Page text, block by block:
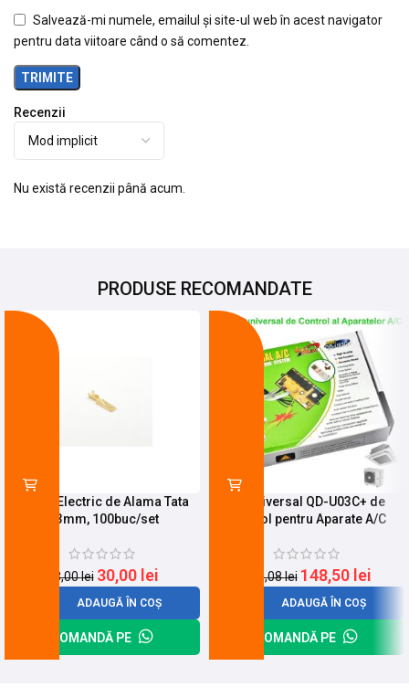
Recenzii
Nu există recenzii până acum.
Salvează-mi numele, emailul și site-ul web în acest navigator
pentru data viitoare când o să comentez.
PRODUSE RECOMANDATE
Papuc Electric de Alama Tata
6,3mm, 100buc/set
33,00lei 30,00 lei
ADAUGĂ ÎN COȘ
COMANDĂ PE
Kit Universal QD-U03C+ de
Control pentru Aparate A/C
190,08lei 148,50 lei
ADAUGĂ ÎN COȘ
COMANDĂ PE